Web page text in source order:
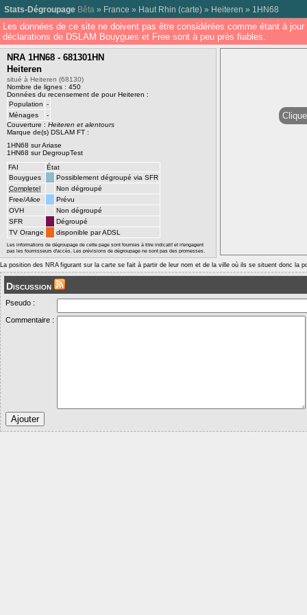
Stats-Dégroupage Bêta » France » Haut Rhin (carte) » Heiteren » 1HN68
Les données de ce site ne doivent pas être considérées comme étant à
déclarations de DSLAM Bouygues et Free sont à peu près fiables.
NRA 1HN68 - 681301HN
Heiteren
situé à Heiteren (68130)
Nombre de lignes : 450
Données du recensement de pour Heiteren :
Population -
Ménages
-
Couverture : Heiteren et alentours
Marque de(s) DSLAM FT :
1HN68 sur Ariase
1HN68 sur DegroupTest
FAI
État
Bouygues
Possiblement dégroupé via SFR
Completel
Non dégroupé
Free/Alice
Prévu
OVH
Non dégroupé
SFR
Dégroupé
TV Orange
disponible par ADSL
Les informations de dégroupage de cette page sont fournies à titre indicatif et n'engagent
pas les fournisseurs d'accès. Les prévisions de dégroupage ne sont pas des promesses.
La position des NRA figurant sur la carte se fait à partir de leur nom et de la ville où ils se situent donc la
Discussion
Pseudo :
Commentaire :